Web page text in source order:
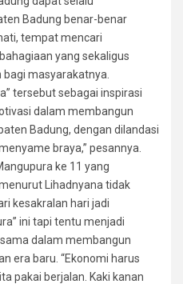
Badung benar-benar
tempat mencari
yang sekaligus
masyarakatnya.
tersebut sebagai inspirasi
dalam membangun
Badung, dengan dilandasi
braya,” pesannya.
ke 11 yang
Lihadnyana tidak
kesakralan hari jadi
ini tapi tentu menjadi
dalam membangun
era baru. “Ekonomi harus
pakai berjalan. Kaki kanan